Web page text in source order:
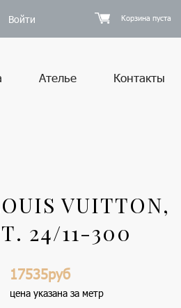
Войти Корзина пуста
Ателье Контакты
VUITTON,
24/11-300
17535руб
цена указана за метр